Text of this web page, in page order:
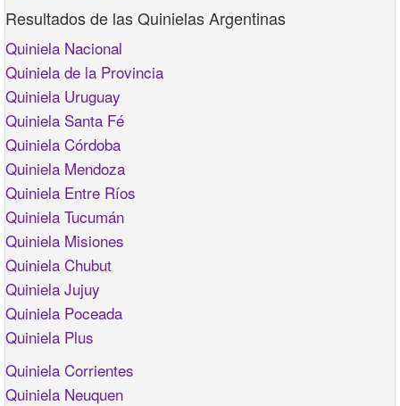
Resultados de las Quinielas Argentinas
Quiniela Nacional
Quiniela de la Provincia
Quiniela Uruguay
Quiniela Santa Fé
Quiniela Córdoba
Quiniela Mendoza
Quiniela Entre Ríos
Quiniela Tucumán
Quiniela Misiones
Quiniela Chubut
Quiniela Jujuy
Quiniela Poceada
Quiniela Plus
Quiniela Corrientes
Quiniela Neuquen